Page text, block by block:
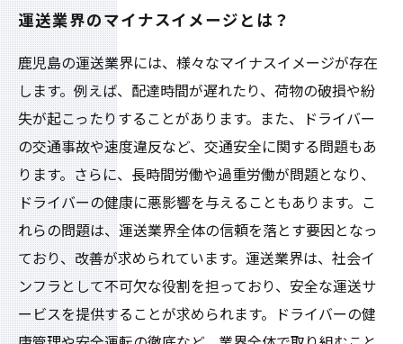
運送業界のマイナスイメージとは？
鹿児島の運送業界には、様々なマイナスイメージが存在
します。例えば、配達時間が遅れたり、荷物の破損や紛
失が起こったりすることがあります。また、ドライバー
の交通事故や速度違反など、交通安全に関する問題もあ
ります。さらに、長時間労働や過重労働が問題となり、
ドライバーの健康に悪影響を与えることもあります。こ
れらの問題は、運送業界全体の信頼を落とす要因となっ
ており、改善が求められています。運送業界は、社会イ
ンフラとして不可欠な役割を担っており、安全な運送サ
ービスを提供することが求められます。ドライバーの健